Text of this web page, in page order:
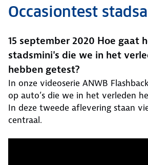
Occasiontest
15 september 2020 Hoe gaat
stadsmini's die we in het
hebben getest?
In onze videoserie ANWB
op auto’s die we in het verleden
In deze tweede aflevering staan
centraal.